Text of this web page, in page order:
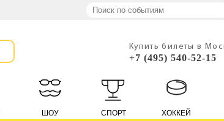
Купить билеты в
+7 (495) 540-52-15
ШОУ СПОРТ ХОККЕЙ